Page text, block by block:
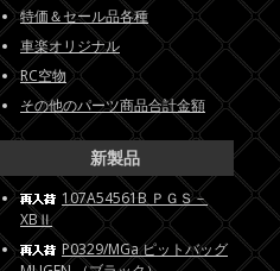
特価＆セール品各種
車楽オリジナル
RC空物
その他のパーツ商品合計金額
新製品
107A54561B ＰＧＳ－
XBⅡ
P0329/MGa ピットバッグ